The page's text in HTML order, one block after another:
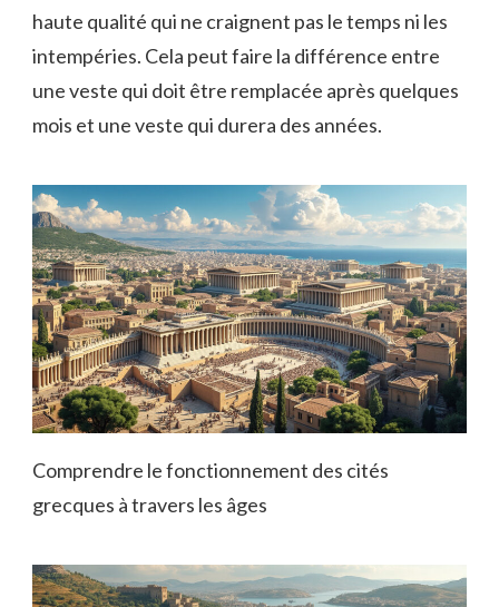
haute qualité qui ne craignent pas le temps ni les
intempéries. Cela peut faire la différence entre
une veste qui doit être remplacée après quelques
mois et une veste qui durera des années.
Comprendre le fonctionnement des cités
grecques à travers les âges